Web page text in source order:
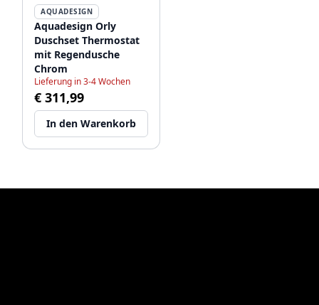
AQUADESIGN
Aquadesign Orly
Duschset Thermostat
mit Regendusche
Chrom
Lieferung in 3-4 Wochen
€ 311,99
In den Warenkorb